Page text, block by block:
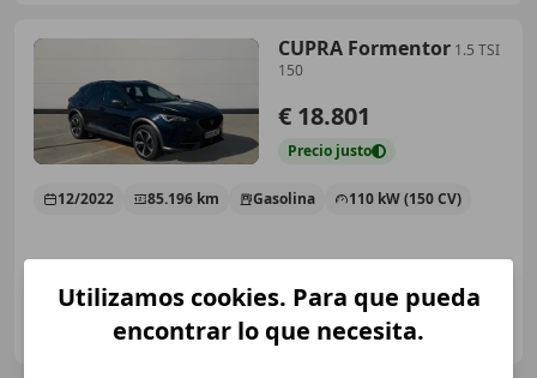
CUPRA Formentor 1.5 TSI
150
€ 18.801
Precio justo
12/2022 85.196 km Gasolina 110 kW (150 CV)
Autoplanet II Ciudad del Automóvil
ES-28914 LEGANES
Utilizamos cookies. Para que pueda
encontrar lo que necesita.